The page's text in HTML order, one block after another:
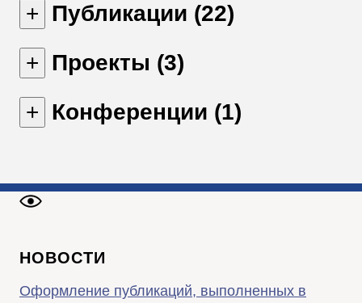
Публикации (22)
Проекты (3)
Конференции (1)
НОВОСТИ
Оформление публикаций, выполненных в